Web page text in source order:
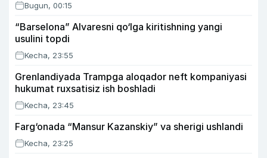
Bugun, 00:15
“Barselona” Alvaresni qo‘lga kiritishning yangi
usulini topdi
Kecha, 23:55
Grenlandiyada Trampga aloqador neft kompaniyasi
hukumat ruxsatisiz ish boshladi
Kecha, 23:45
Farg‘onada “Mansur Kazanskiy” va sherigi ushlandi
Kecha, 23:25